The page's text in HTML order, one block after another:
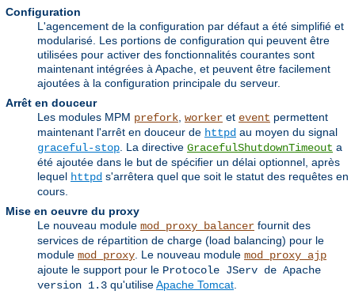
Configuration
L'agencement de la configuration par défaut a été simplifié et
modularisé. Les portions de configuration qui peuvent être
utilisées pour activer des fonctionnalités courantes sont
maintenant intégrées à Apache, et peuvent être facilement
ajoutées à la configuration principale du serveur.
Arrêt en douceur
Les modules MPM prefork worker et event permettent
maintenant l'arrêt en douceur de httpd au moyen du signal
graceful-stop . La directive GracefulShutdownTimeout a
été ajoutée dans le but de spécifier un délai optionnel, après
lequel httpd s'arrêtera quel que soit le statut des requêtes en
cours.
Mise en oeuvre du proxy
Le nouveau module mod_proxy_balancer fournit des
services de répartition de charge (load balancing) pour le
module mod_proxy . Le nouveau module mod_proxy_ajp
ajoute le support pour le Protocole JServ de Apache
version 1.3 qu'utiliseApache Tomcat